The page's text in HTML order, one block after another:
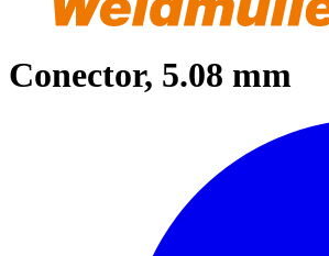
Conector, 5.08 mm